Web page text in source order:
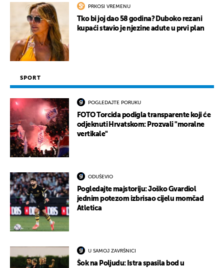
PRKOSI VREMENU
Tko bi joj dao 58 godina? Duboko rezani
kupaći stavio je njezine adute u prvi plan
SPORT
POGLEDAJTE PORUKU
FOTO Torcida podigla transparente koji će
odjeknuti Hrvatskom: Prozvali "moralne
vertikale"
ODUŠEVIO
Pogledajte majstoriju: Joško Gvardiol
jednim potezom izbrisao cijelu momčad
Atletica
U SAMOJ ZAVRŠNICI
Šok na Poljudu: Istra spasila bod u